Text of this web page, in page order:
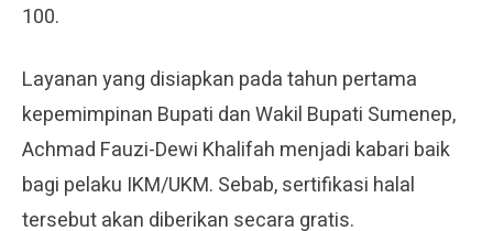
100.
Layanan yang disiapkan pada tahun pertama
kepemimpinan Bupati dan Wakil Bupati Sumenep,
Achmad Fauzi-Dewi Khalifah menjadi kabari baik
bagi pelaku IKM/UKM. Sebab, sertifikasi halal
tersebut akan diberikan secara gratis.